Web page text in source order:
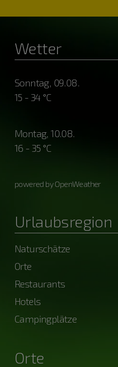
Wetter
Sonntag, 09.08.
15 - 34 °C
Montag, 10.08.
16 - 35 °C
powered by OpenWeather
Urlaubsregion
Naturschätze
Orte
Restaurants
Hotels
Campingplätze
Orte